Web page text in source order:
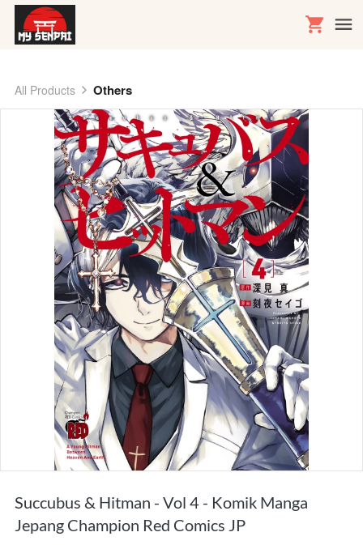
All Products Others
Succubus & Hitman - Vol 4 - Komik Manga
Jepang Champion Red Comics JP